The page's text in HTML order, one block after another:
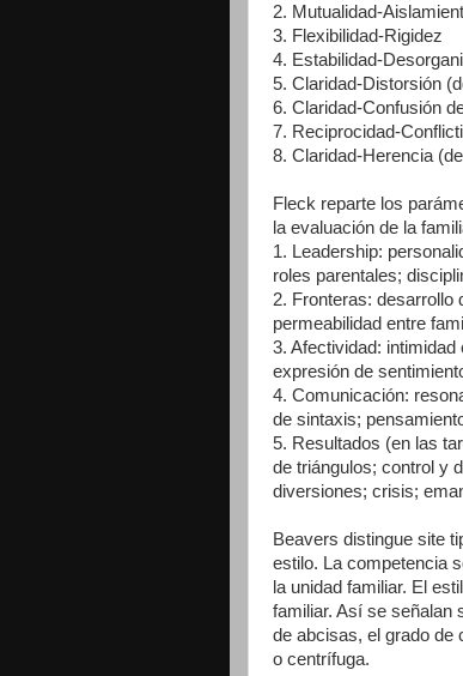
2. Mutualidad-
3. Flexibilidad-Rigidez
4. Estabilidad-
5. Claridad-Distorsión
6. Claridad-Confusión
7. Reciprocidad-
8. Claridad-Herencia
Fleck reparte los
la evaluación de la
1. Leadership:
roles parentales;
2. Fronteras: desarrollo
permeabilidad entre
3. Afectividad:
expresión de
4. Comunicación:
de sintaxis;
5. Resultados (en las
de triángulos; control y
diversiones; crisis;
Beavers distingue site
estilo. La competencia
la unidad familiar. El
familiar. Así se señalan
de abcisas, el grado de
o centrífuga.